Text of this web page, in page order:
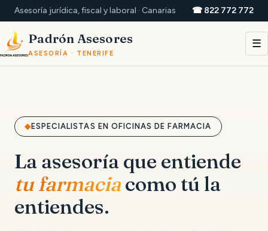
Asesoría jurídica, fiscal y laboral · Canarias ☎ 822 772 772
Padrón Asesores
ASESORÍA · TENERIFE
☰
ESPECIALISTAS EN OFICINAS DE FARMACIA
La asesoría que entiende
tu farmaciacomo tú la
entiendes.